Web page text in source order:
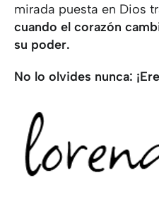
mirada puesta en Dios
cuando el corazón
su poder.
No lo olvides nunca: